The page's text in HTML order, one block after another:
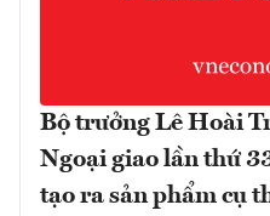
Bộ trưởng Lê Hoài
Ngoại giao lần thứ
tạo ra sản phẩm cụ